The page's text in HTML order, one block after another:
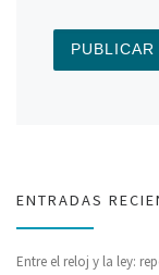
ENTRADAS
Entre el reloj y la ley: